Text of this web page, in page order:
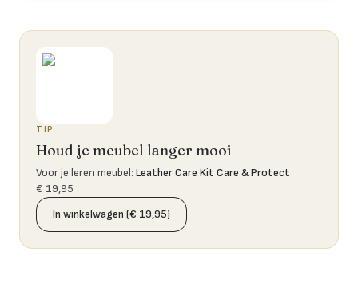
TIP
Houd je meubel langer mooi
Voor je leren meubel: Leather Care Kit Care & Protect
€ 19,95
In winkelwagen (€ 19,95)